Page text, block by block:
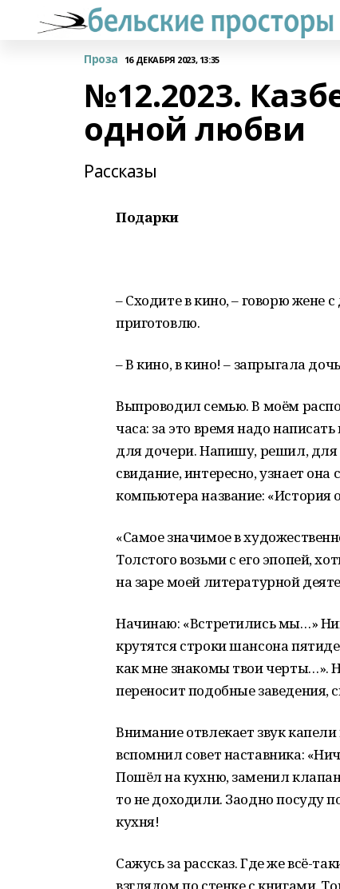
Проза 16 ДЕКАБРЯ 2023, 13:35
№12.2023.
одной любви
Рассказы
Подарки
– Сходите в кино, – говорю жене
приготовлю.
– В кино, в кино! – запрыгала
Выпроводил семью. В моём
часа: за это время надо
для дочери. Напишу, решил, для
свидание, интересно, узнает
компьютера название: «История
«Самое значимое в
Толстого возьми с его эпопей,
на заре моей литературной
Начинаю: «Встретились мы…»
крутятся строки шансона
как мне знакомы твои черты…».
переносит подобные заведения,
Внимание отвлекает звук
вспомнил совет наставника:
Пошёл на кухню, заменил клапан
то не доходили. Заодно посуду
кухня!
Сажусь за рассказ. Где же всё-